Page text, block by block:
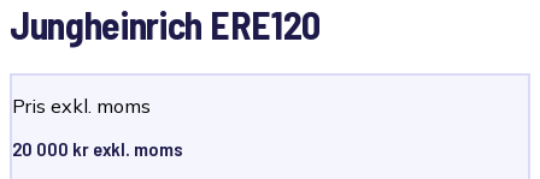
Jungheinrich ERE120
Pris exkl. moms
20 000 kr exkl. moms